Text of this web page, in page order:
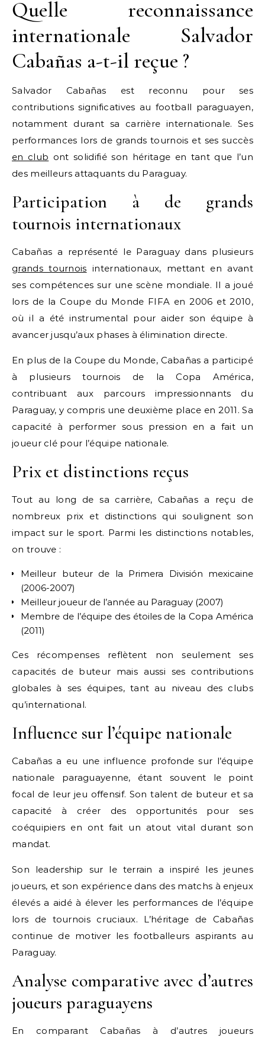
Quelle reconnaissance
internationale Salvador
Cabañas a-t-il reçue ?
Salvador Cabañas est reconnu pour ses
contributions significatives au football paraguayen,
notamment durant sa carrière internationale. Ses
performances lors de grands tournois et ses succès
en club ont solidifié son héritage en tant que l’un
des meilleurs attaquants du Paraguay.
Participation à de grands
tournois internationaux
Cabañas a représenté le Paraguay dans plusieurs
grands tournois internationaux, mettant en avant
ses compétences sur une scène mondiale. Il a joué
lors de la Coupe du Monde FIFA en 2006 et 2010,
où il a été instrumental pour aider son équipe à
avancer jusqu’aux phases à élimination directe.
En plus de la Coupe du Monde, Cabañas a participé
à plusieurs tournois de la Copa América,
contribuant aux parcours impressionnants du
Paraguay, y compris une deuxième place en 2011. Sa
capacité à performer sous pression en a fait un
joueur clé pour l’équipe nationale.
Prix et distinctions reçus
Tout au long de sa carrière, Cabañas a reçu de
nombreux prix et distinctions qui soulignent son
impact sur le sport. Parmi les distinctions notables,
on trouve :
Meilleur buteur de la Primera División mexicaine
(2006-2007)
Meilleur joueur de l’année au Paraguay (2007)
Membre de l’équipe des étoiles de la Copa América
(2011)
Ces récompenses reflètent non seulement ses
capacités de buteur mais aussi ses contributions
globales à ses équipes, tant au niveau des clubs
qu’international.
Influence sur l’équipe nationale
Cabañas a eu une influence profonde sur l’équipe
nationale paraguayenne, étant souvent le point
focal de leur jeu offensif. Son talent de buteur et sa
capacité à créer des opportunités pour ses
coéquipiers en ont fait un atout vital durant son
mandat.
Son leadership sur le terrain a inspiré les jeunes
joueurs, et son expérience dans des matchs à enjeux
élevés a aidé à élever les performances de l’équipe
lors de tournois cruciaux. L’héritage de Cabañas
continue de motiver les footballeurs aspirants au
Paraguay.
Analyse comparative avec d’autres
joueurs paraguayens
En comparant Cabañas à d’autres joueurs